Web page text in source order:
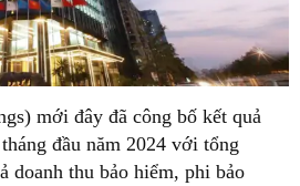
mới đây đã công bố kết quả
đầu năm 2024 với tổng
doanh thu bảo hiểm, phi bảo